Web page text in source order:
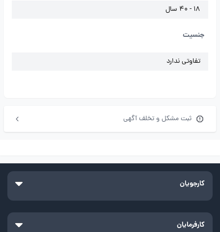
18 - 40 سال
جنسیت
تفاوتی ندارد
ثبت مشکل و تخلف آگهی
کارجویان
کارفرمایان